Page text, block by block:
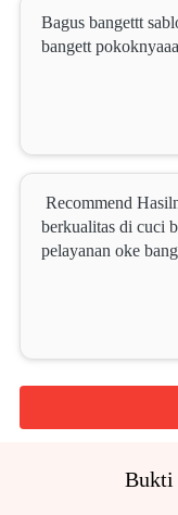
Bagus bangettt
bangett
Recommend
berkualitas di cuci
pelayanan oke
Bukti